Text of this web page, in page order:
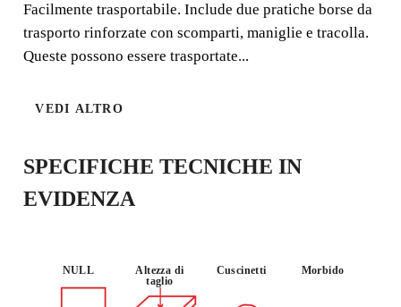
PROFESSIO
PRECISIONE
Facilmente trasportabile. Include due pratiche borse da
trasporto rinforzate con scomparti, maniglie e tracolla.
Queste possono essere trasportate...
VEDI ALTRO
SPECIFICHE TECNICHE IN
EVIDENZA
NULL
Altezza di
taglio
Cuscinetti Morbido